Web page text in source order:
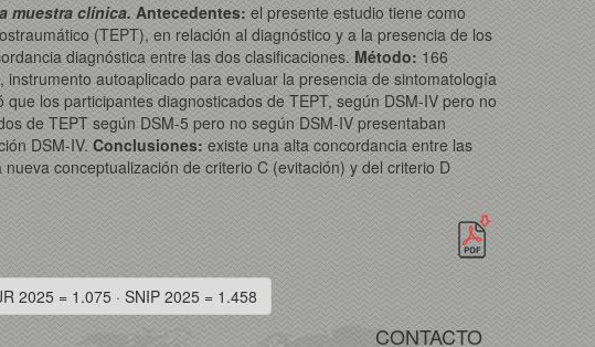
muestra clínica. Antecedentes: el presente estudio tiene como
(TEPT), en relación al diagnóstico y a la presencia de los
diagnóstica entre las dos clasificaciones. Método: 166
autoaplicado para evaluar la presencia de sintomatología
los participantes diagnosticados de TEPT, según DSM-IV pero no
de TEPT según DSM-5 pero no según DSM-IV presentaban
DSM-IV. Conclusiones: existe una alta concordancia entre las
conceptualización de criterio C (evitación) y del criterio D
2025 = 1.075 · SNIP 2025 = 1.458
CONTACTO